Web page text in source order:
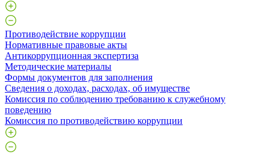
Противодействие коррупции
Нормативные правовые акты
Антикоррупционная экспертиза
Методические материалы
Формы документов для заполнения
Сведения о доходах, расходах, об имуществе
Комиссия по соблюдению требованию к служебному
поведению
Комиссия по противодействию коррупции